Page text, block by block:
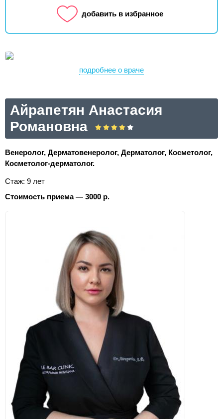
добавить в избранное
подробнее о враче
Айрапетян Анастасия
Романовна
Венеролог, Дерматовенеролог, Дерматолог, Косметолог,
Косметолог-дерматолог.
Стаж: 9 лет
Стоимость приема — 3000 р.